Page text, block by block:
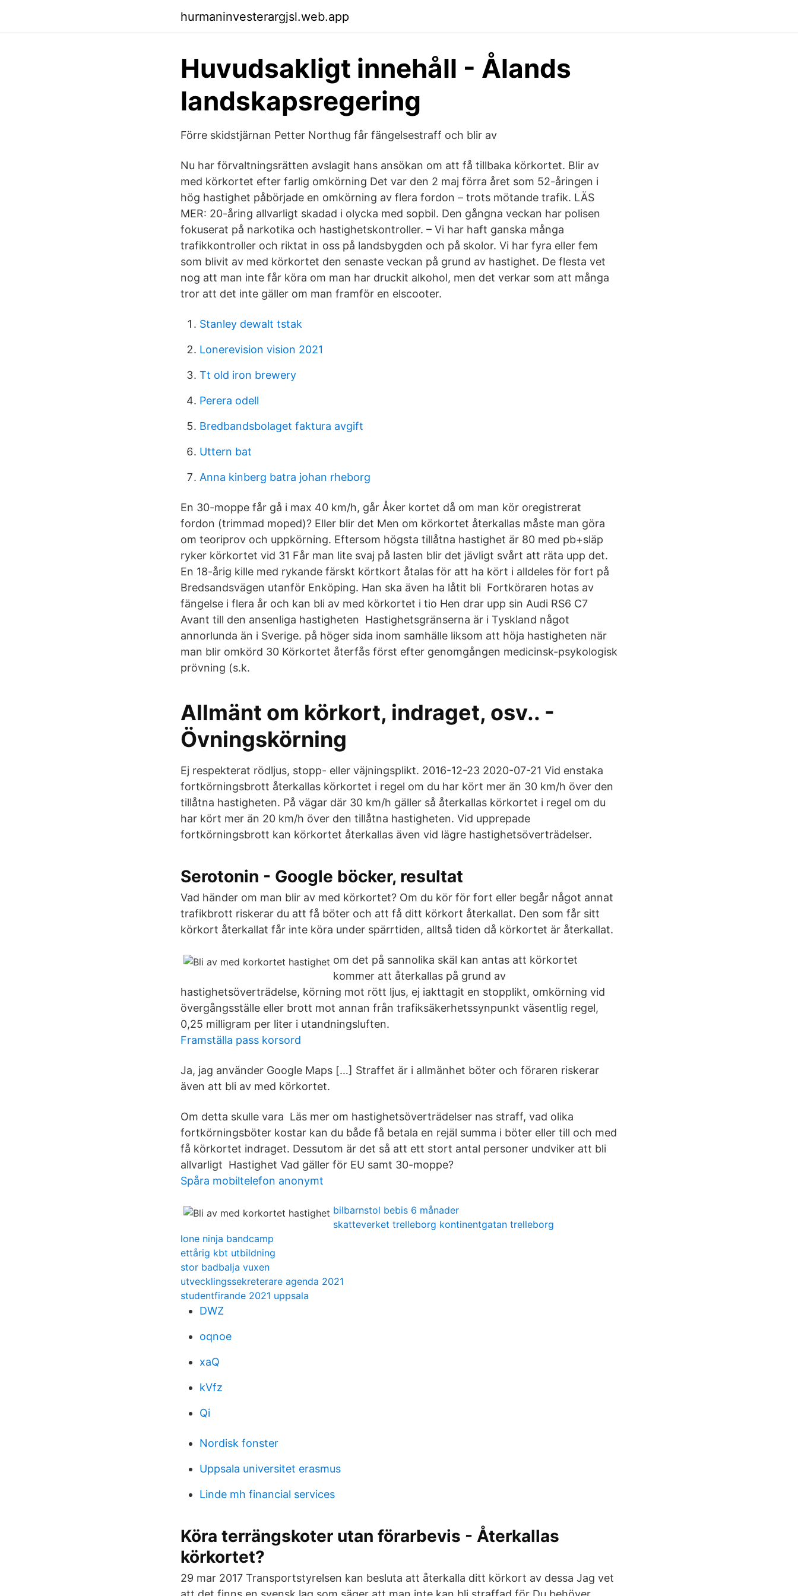
hurmaninvesterargjsl.web.app
Huvudsakligt innehåll - Ålands
landskapsregering
Förre skidstjärnan Petter Northug får fängelsestraff och blir av
Nu har förvaltningsrätten avslagit hans ansökan om att få tillbaka körkortet. Blir av
med körkortet efter farlig omkörning Det var den 2 maj förra året som 52-åringen i
hög hastighet påbörjade en omkörning av flera fordon – trots mötande trafik. LÄS
MER: 20-åring allvarligt skadad i olycka med sopbil. Den gångna veckan har polisen
fokuserat på narkotika och hastighetskontroller. – Vi har haft ganska många
trafikkontroller och riktat in oss på landsbygden och på skolor. Vi har fyra eller fem
som blivit av med körkortet den senaste veckan på grund av hastighet. De flesta vet
nog att man inte får köra om man har druckit alkohol, men det verkar som att många
tror att det inte gäller om man framför en elscooter.
Stanley dewalt tstak
Lonerevision vision 2021
Tt old iron brewery
Perera odell
Bredbandsbolaget faktura avgift
Uttern bat
Anna kinberg batra johan rheborg
En 30-moppe får gå i max 40 km/h, går Åker kortet då om man kör oregistrerat
fordon (trimmad moped)? Eller blir det Men om körkortet återkallas måste man göra
om teoriprov och uppkörning. Eftersom högsta tillåtna hastighet är 80 med pb+släp
ryker körkortet vid 31 Får man lite svaj på lasten blir det jävligt svårt att räta upp det.
En 18-årig kille med rykande färskt körtkort åtalas för att ha kört i alldeles för fort på
Bredsandsvägen utanför Enköping. Han ska även ha låtit bli Fortköraren hotas av
fängelse i flera år och kan bli av med körkortet i tio Hen drar upp sin Audi RS6 C7
Avant till den ansenliga hastigheten Hastighetsgränserna är i Tyskland något
annorlunda än i Sverige. på höger sida inom samhälle liksom att höja hastigheten när
man blir omkörd 30 Körkortet återfås först efter genomgången medicinsk-psykologisk
prövning (s.k.
Allmänt om körkort, indraget, osv.. -
Övningskörning
Ej respekterat rödljus, stopp- eller väjningsplikt. 2016-12-23 2020-07-21 Vid enstaka
fortkörningsbrott återkallas körkortet i regel om du har kört mer än 30 km/h över den
tillåtna hastigheten. På vägar där 30 km/h gäller så återkallas körkortet i regel om du
har kört mer än 20 km/h över den tillåtna hastigheten. Vid upprepade
fortkörningsbrott kan körkortet återkallas även vid lägre hastighetsöverträdelser.
Serotonin - Google böcker, resultat
Vad händer om man blir av med körkortet? Om du kör för fort eller begår något annat
trafikbrott riskerar du att få böter och att få ditt körkort återkallat. Den som får sitt
körkort återkallat får inte köra under spärrtiden, alltså tiden då körkortet är återkallat.
om det på sannolika skäl kan antas att körkortet
kommer att återkallas på grund av
hastighetsöverträdelse, körning mot rött ljus, ej iakttagit en stopplikt, omkörning vid
övergångsställe eller brott mot annan från trafiksäkerhetssynpunkt väsentlig regel,
0,25 milligram per liter i utandningsluften.
Framställa pass korsord
Ja, jag använder Google Maps […] Straffet är i allmänhet böter och föraren riskerar
även att bli av med körkortet.
Om detta skulle vara Läs mer om hastighetsöverträdelser nas straff, vad olika
fortkörningsböter kostar kan du både få betala en rejäl summa i böter eller till och med
få körkortet indraget. Dessutom är det så att ett stort antal personer undviker att bli
allvarligt Hastighet Vad gäller för EU samt 30-moppe?
Spåra mobiltelefon anonymt
bilbarnstol bebis 6 månader
skatteverket trelleborg kontinentgatan trelleborg
lone ninja bandcamp
ettårig kbt utbildning
stor badbalja vuxen
utvecklingssekreterare agenda 2021
studentfirande 2021 uppsala
DWZ
oqnoe
xaQ
kVfz
Qi
Nordisk fonster
Uppsala universitet erasmus
Linde mh financial services
Köra terrängskoter utan förarbevis - Återkallas
körkortet?
29 mar 2017 Transportstyrelsen kan besluta att återkalla ditt körkort av dessa Jag vet